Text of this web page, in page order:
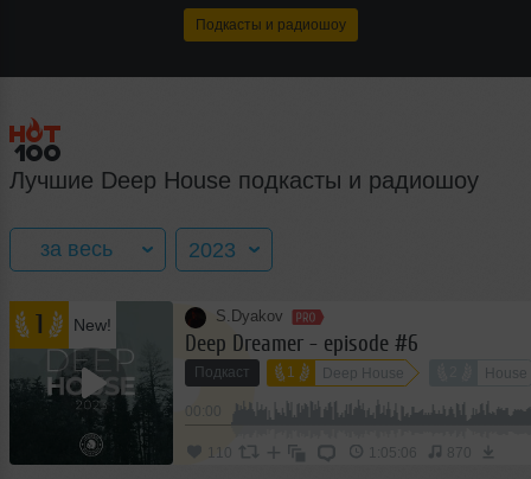
Подкасты и радиошоу
Лучшие Deep House подкасты и радиошоу
за весь
за весь год
январь
февраль
март
2023
2016
2017
1 New! S.Dyakov
Deep Dreamer - episode #6
Подкаст 1 Deep House House
1:05:06 870